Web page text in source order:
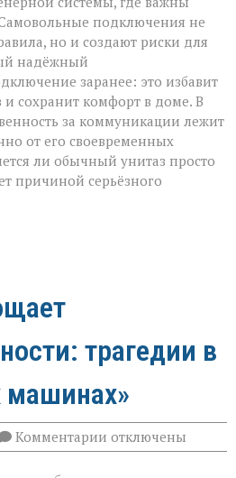
подключения не
но и создают риски для
надёжный
заранее: это избавит
сохранит комфорт в доме. В
за коммуникации лежит
от его своевременных
ли обычный унитаз просто
причиной серьёзного
трагедии в
машинах»
Комментарии к
записи
отключены